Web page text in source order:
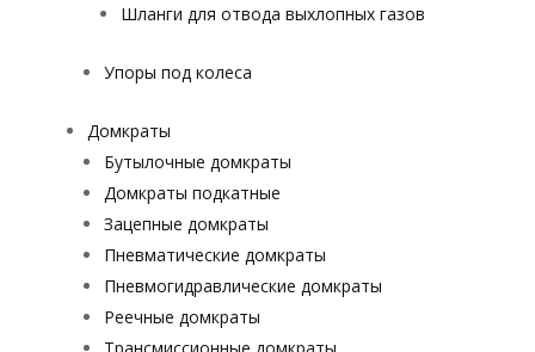
Шланги для отвода выхлопных газов
Упоры под колеса
Домкраты
Бутылочные домкраты
Домкраты подкатные
Зацепные домкраты
Пневматические домкраты
Пневмогидравлические домкраты
Реечные домкраты